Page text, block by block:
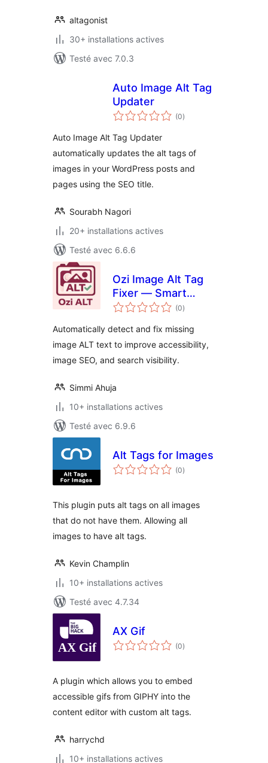
altagonist
30+ installations actives
Testé avec 7.0.3
Auto Image Alt Tag
Updater
(0notes
en
)
Auto Image Alt Tag Updater
automatically updates the alt tags of
images in your WordPress posts and
pages using the SEO title.
Sourabh Nagori
20+ installations actives
Testé avec 6.6.6
Ozi Image Alt Tag
Fixer — Smart
Image SEO & Alt
(0notes
en
)
Automatically detect and fix missing
image ALT text to improve accessibility,
image SEO, and search visibility.
Simmi Ahuja
10+ installations actives
Testé avec 6.9.6
Alt Tags for Images
(0notes
en
)
This plugin puts alt tags on all images
that do not have them. Allowing all
images to have alt tags.
Kevin Champlin
10+ installations actives
Testé avec 4.7.34
AX Gif
(0notes
en
)
A plugin which allows you to embed
accessible gifs from GIPHY into the
content editor with custom alt tags.
harrychd
10+ installations actives